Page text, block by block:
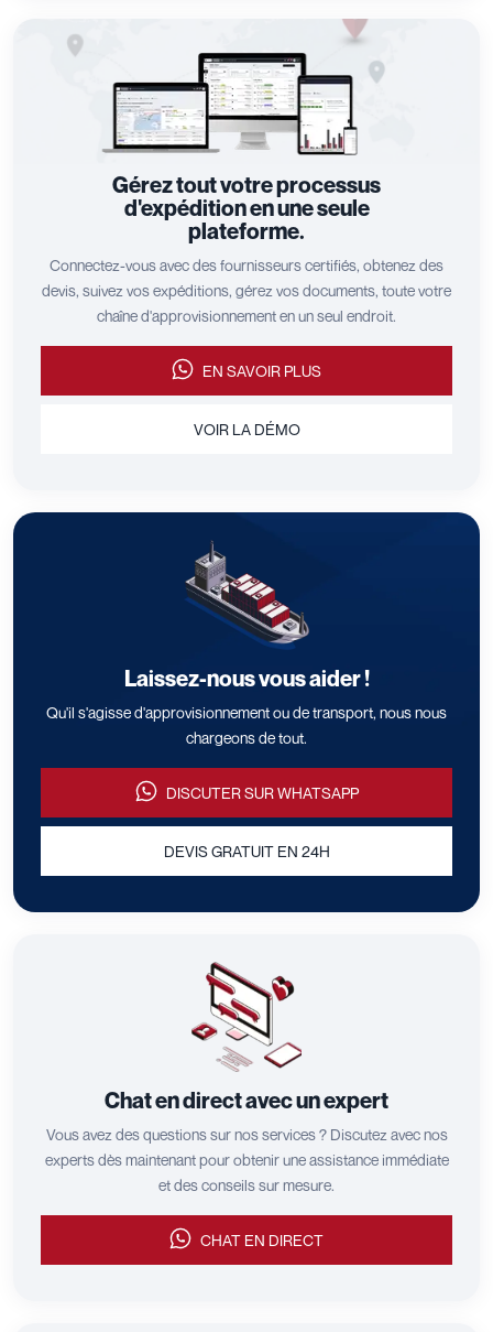
Gérez tout votre processus
d'expédition en une seule
plateforme.
Connectez-vous avec des fournisseurs certifiés, obtenez des
devis, suivez vos expéditions, gérez vos documents, toute votre
chaîne d'approvisionnement en un seul endroit.
EN SAVOIR PLUS
VOIR LA DÉMO
Laissez-nous vous aider !
Qu'il s'agisse d'approvisionnement ou de transport, nous nous
chargeons de tout.
DISCUTER SUR WHATSAPP
DEVIS GRATUIT EN 24H
Chat en direct avec un expert
Vous avez des questions sur nos services ? Discutez avec nos
experts dès maintenant pour obtenir une assistance immédiate
et des conseils sur mesure.
CHAT EN DIRECT